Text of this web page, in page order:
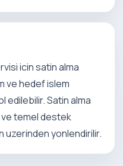
icin satin alma
ve hedef islem
edilebilir. Satin alma
ve temel destek
uzerinden yonlendirilir.